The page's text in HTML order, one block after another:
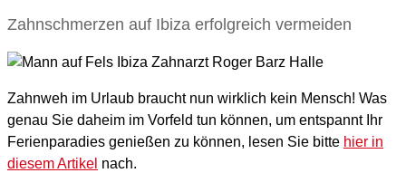
Zahnschmerzen auf Ibiza erfolgreich vermeiden
Zahnweh im Urlaub braucht nun wirklich kein Mensch! Was
genau Sie daheim im Vorfeld tun können, um entspannt Ihr
Ferienparadies genießen zu können, lesen Sie bitte hier in
diesem Artikel nach.